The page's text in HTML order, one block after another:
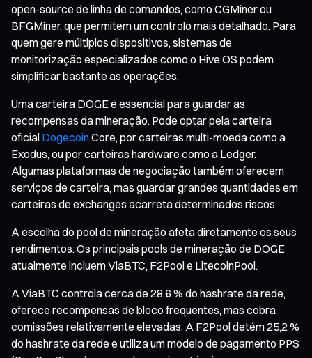
open-source de linha de comandos, como CGMiner ou
BFGMiner, que permitem um controlo mais detalhado. Para
quem gere múltiplos dispositivos, sistemas de
monitorização especializados como o Hive OS podem
simplificar bastante as operações.
Uma carteira DOGE é essencial para guardar as
recompensas da mineração. Pode optar pela carteira
oficial DogecoinCore, por carteiras multi-moeda como a
Exodus, ou por carteiras hardware como a Ledger.
Algumas plataformas de negociação também oferecem
serviços de carteira, mas guardar grandes quantidades em
carteiras de exchanges acarreta determinados riscos.
A escolha do pool de mineração afeta diretamente os seus
rendimentos. Os principais pools de mineração de DOGE
atualmente incluem ViaBTC, F2Pool e LitecoinPool.
A ViaBTC controla cerca de 28,6 % do hashrate da rede,
oferece recompensas de bloco frequentes, mas cobra
comissões relativamente elevadas. A F2Pool detém 25,2 %
do hashrate da rede e utiliza um modelo de pagamento PPS